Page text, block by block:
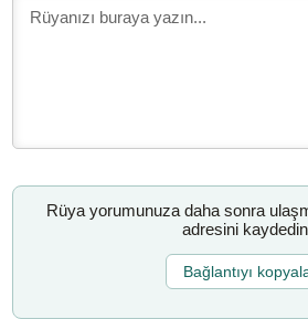
Rüya yorumunuza daha sonra
adresini
Bağlantıyı